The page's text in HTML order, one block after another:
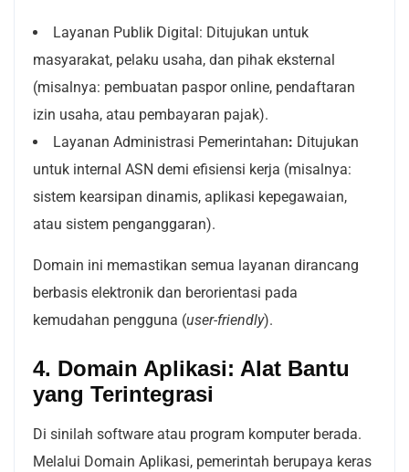
Layanan Publik Digital: Ditujukan untuk
masyarakat, pelaku usaha, dan pihak eksternal
(misalnya: pembuatan paspor online, pendaftaran
izin usaha, atau pembayaran pajak).
Layanan Administrasi Pemerintahan: Ditujukan
untuk internal ASN demi efisiensi kerja (misalnya:
sistem kearsipan dinamis, aplikasi kepegawaian,
atau sistem penganggaran).
Domain ini memastikan semua layanan dirancang
berbasis elektronik dan berorientasi pada
kemudahan pengguna (user-friendly).
4. Domain Aplikasi: Alat Bantu
yang Terintegrasi
Di sinilah software atau program komputer berada.
Melalui Domain Aplikasi, pemerintah berupaya keras